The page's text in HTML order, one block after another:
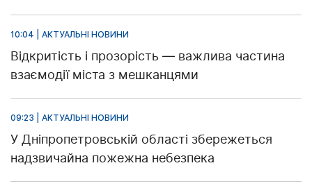
10:04 | АКТУАЛЬНІ НОВИНИ
Відкритість і прозорість — важлива частина
взаємодії міста з мешканцями
09:23 | АКТУАЛЬНІ НОВИНИ
У Дніпропетровській області збережеться
надзвичайна пожежна небезпека